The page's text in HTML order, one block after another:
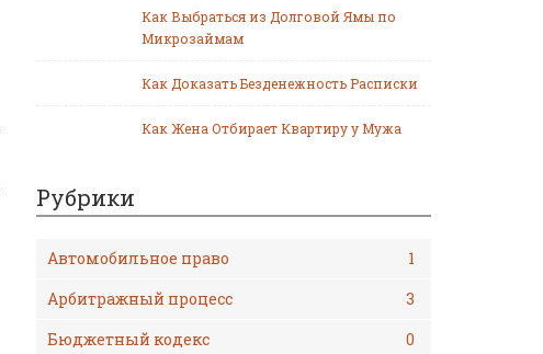
Как Выбраться из Долговой Ямы по
Микрозаймам
Как Доказать Безденежность Расписки
Как Жена Отбирает Квартиру у Мужа
Рубрики
Автомобильное право
1
Арбитражный процесс
3
Бюджетный кодекс
0